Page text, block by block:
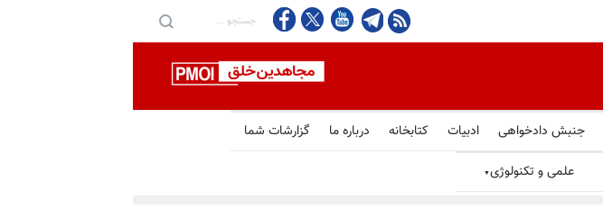
جنبش دادخواهی ادبیات کتابخانه درباره ما گزارشات شما
علمی و تکنولوژی▼